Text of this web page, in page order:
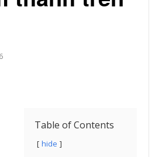
Table of Contents
hide